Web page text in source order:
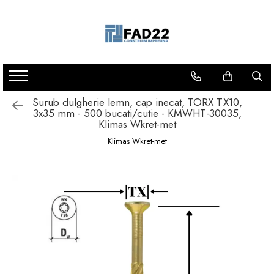
Materiale de constructii
Termoizolatii
Vata minerala
Polistiren
Surub dulgherie lemn, cap inecat, TORX TX10,
3x35 mm - 500 bucati/cutie - KMWHT-30035,
Klimas Wkret-met
Klimas Wkret-met